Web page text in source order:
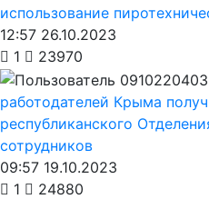
использование
12:57 26.10.2023
1
23970
работодателей Крыма
республиканского
сотрудников
09:57 19.10.2023
1
24880